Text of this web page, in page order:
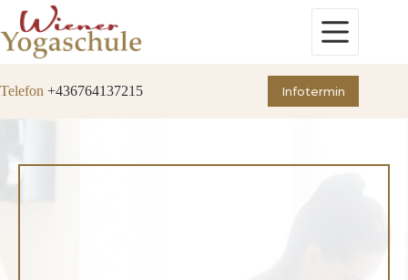
Zum
Inhalt
springen
Telefon +436764137215 Infotermin